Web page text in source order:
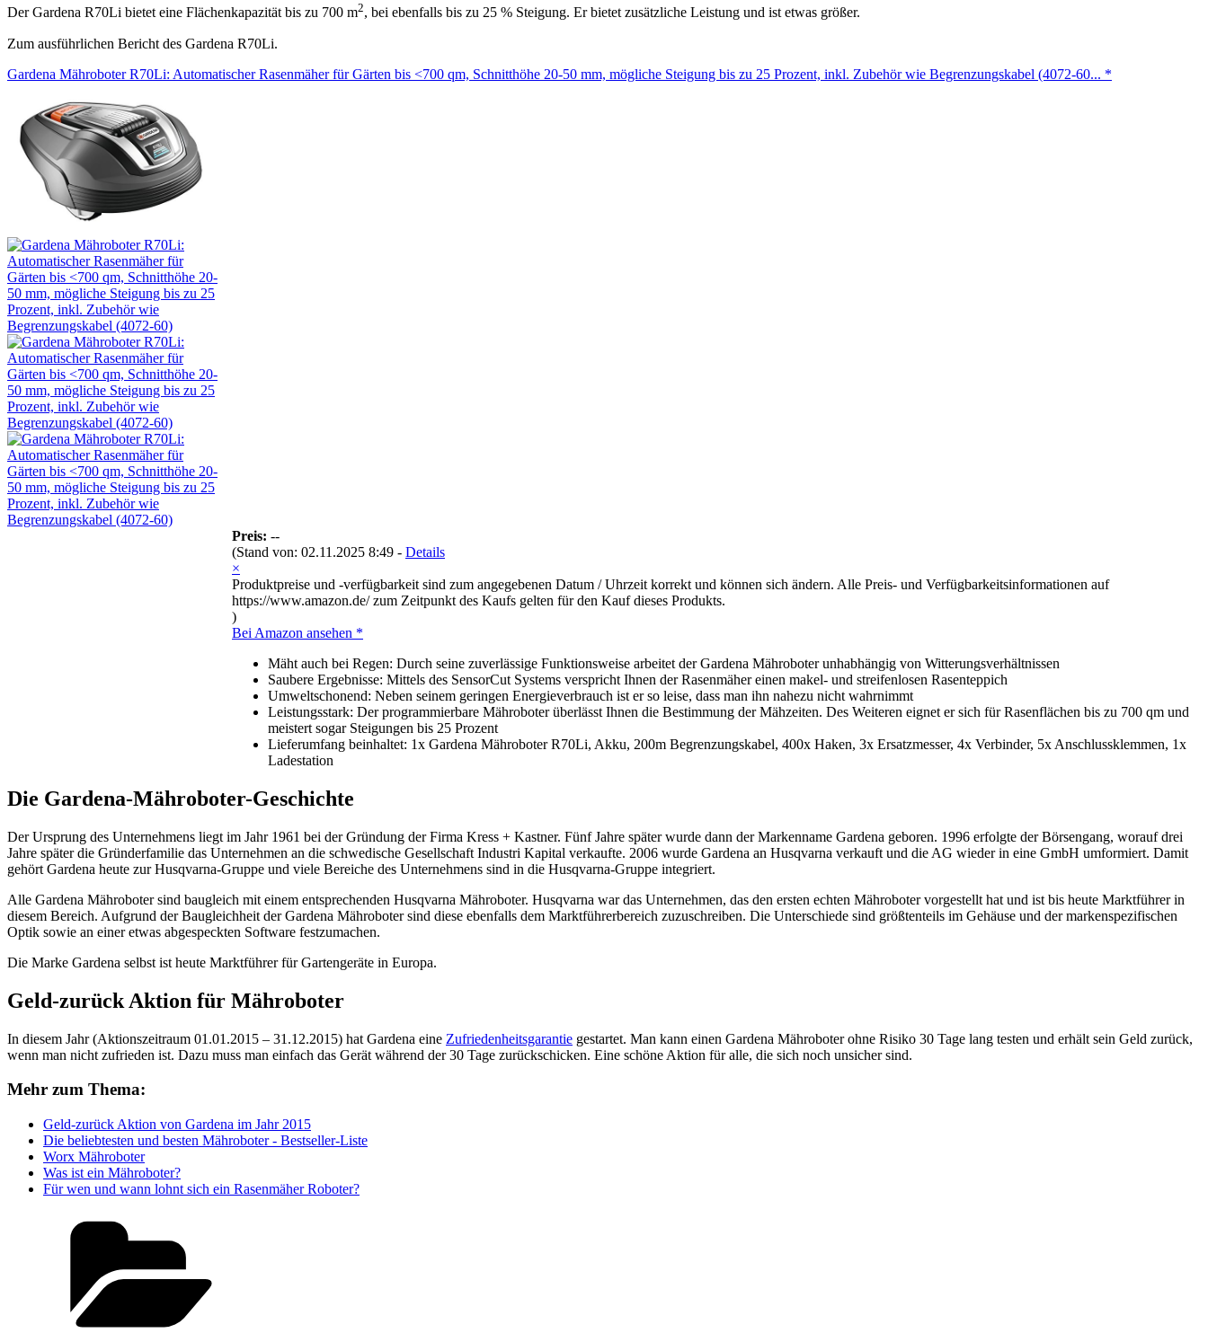
Der Gardena R70Li bietet eine Flächenkapazität bis zu 700 m2, bei ebenfalls bis zu 25 % Steigung. Er bietet zusätzliche Leistung und ist etwas größer.
Zum ausführlichen Bericht des Gardena R70Li.
Gardena Mähroboter R70Li: Automatischer Rasenmäher für Gärten bis <700 qm, Schnitthöhe 20-50 mm, mögliche Steigung bis zu 25 Prozent, inkl. Zubehör wie Begrenzungskabel (4072-60... *
Preis: --
(Stand von: 02.11.2025 8:49 - Details
×
Produktpreise und -verfügbarkeit sind zum angegebenen Datum / Uhrzeit korrekt und können sich ändern. Alle Preis- und Verfügbarkeitsinformationen auf
https://www.amazon.de/ zum Zeitpunkt des Kaufs gelten für den Kauf dieses Produkts.
)
Bei Amazon ansehen *
Mäht auch bei Regen: Durch seine zuverlässige Funktionsweise arbeitet der Gardena Mähroboter unhabhängig von Witterungsverhältnissen
Saubere Ergebnisse: Mittels des SensorCut Systems verspricht Ihnen der Rasenmäher einen makel- und streifenlosen Rasenteppich
Umweltschonend: Neben seinem geringen Energieverbrauch ist er so leise, dass man ihn nahezu nicht wahrnimmt
Leistungsstark: Der programmierbare Mähroboter überlässt Ihnen die Bestimmung der Mähzeiten. Des Weiteren eignet er sich für Rasenflächen bis zu 700 qm und
meistert sogar Steigungen bis 25 Prozent
Lieferumfang beinhaltet: 1x Gardena Mähroboter R70Li, Akku, 200m Begrenzungskabel, 400x Haken, 3x Ersatzmesser, 4x Verbinder, 5x Anschlussklemmen, 1x
Ladestation
Die Gardena-Mähroboter-Geschichte
Der Ursprung des Unternehmens liegt im Jahr 1961 bei der Gründung der Firma Kress + Kastner. Fünf Jahre später wurde dann der Markenname Gardena geboren. 1996 erfolgte der Börsengang, worauf drei
Jahre später die Gründerfamilie das Unternehmen an die schwedische Gesellschaft Industri Kapital verkaufte. 2006 wurde Gardena an Husqvarna verkauft und die AG wieder in eine GmbH umformiert. Damit
gehört Gardena heute zur Husqvarna-Gruppe und viele Bereiche des Unternehmens sind in die Husqvarna-Gruppe integriert.
Alle Gardena Mähroboter sind baugleich mit einem entsprechenden Husqvarna Mähroboter. Husqvarna war das Unternehmen, das den ersten echten Mähroboter vorgestellt hat und ist bis heute Marktführer in
diesem Bereich. Aufgrund der Baugleichheit der Gardena Mähroboter sind diese ebenfalls dem Marktführerbereich zuzuschreiben. Die Unterschiede sind größtenteils im Gehäuse und der markenspezifischen
Optik sowie an einer etwas abgespeckten Software festzumachen.
Die Marke Gardena selbst ist heute Marktführer für Gartengeräte in Europa.
Geld-zurück Aktion für Mähroboter
In diesem Jahr (Aktionszeitraum 01.01.2015 – 31.12.2015) hat Gardena eine Zufriedenheitsgarantie gestartet. Man kann einen Gardena Mähroboter ohne Risiko 30 Tage lang testen und erhält sein Geld zurück,
wenn man nicht zufrieden ist. Dazu muss man einfach das Gerät während der 30 Tage zurückschicken. Eine schöne Aktion für alle, die sich noch unsicher sind.
Mehr zum Thema:
Geld-zurück Aktion von Gardena im Jahr 2015
Die beliebtesten und besten Mähroboter - Bestseller-Liste
Worx Mähroboter
Was ist ein Mähroboter?
Für wen und wann lohnt sich ein Rasenmäher Roboter?